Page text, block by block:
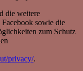
die weitere
sowie die
zum Schutz
privacy/.